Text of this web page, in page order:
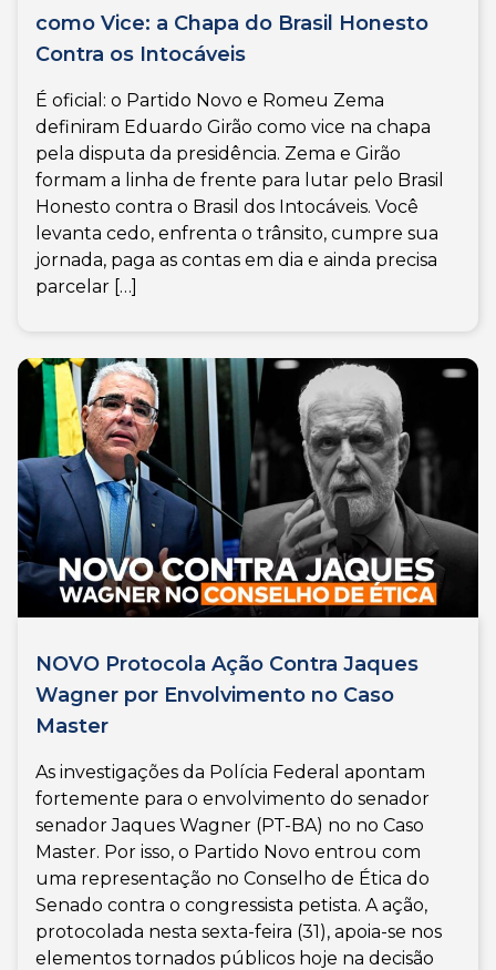
como Vice: a Chapa do Brasil Honesto
Contra os Intocáveis
É oficial: o Partido Novo e Romeu Zema
definiram Eduardo Girão como vice na chapa
pela disputa da presidência. Zema e Girão
formam a linha de frente para lutar pelo Brasil
Honesto contra o Brasil dos Intocáveis. Você
levanta cedo, enfrenta o trânsito, cumpre sua
jornada, paga as contas em dia e ainda precisa
parcelar […]
NOVO Protocola Ação Contra Jaques
Wagner por Envolvimento no Caso
Master
As investigações da Polícia Federal apontam
fortemente para o envolvimento do senador
senador Jaques Wagner (PT-BA) no no Caso
Master. Por isso, o Partido Novo entrou com
uma representação no Conselho de Ética do
Senado contra o congressista petista. A ação,
protocolada nesta sexta-feira (31), apoia-se nos
elementos tornados públicos hoje na decisão